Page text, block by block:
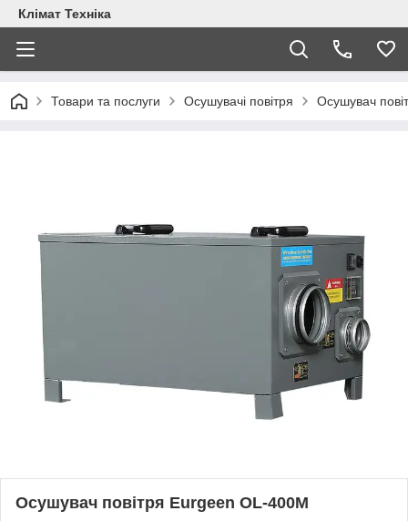
Клімат Техніка
Товари та послуги Осушувачі повітря Осушувач
Осушувач повітря Eurgeen OL-400М